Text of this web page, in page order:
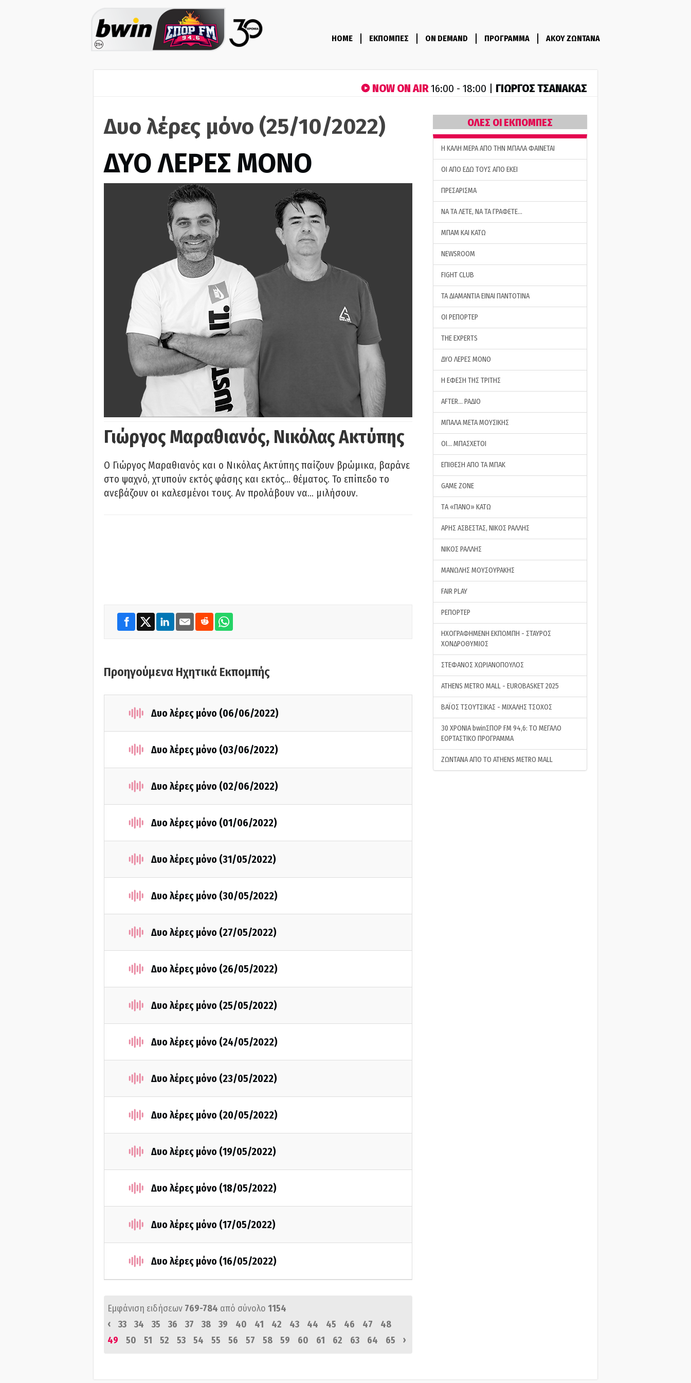
HOME ΕΚΠΟΜΠΕΣ ON DEMAND ΠΡΟΓΡΑΜΜΑ ΑΚΟΥ ΖΩΝΤΑΝΑ
NOW ON AIR16:00 - 18:00 | ΓΙΩΡΓΟΣ ΤΣΑΝΑΚΑΣ
Δυο λέρες μόνο (25/10/2022)
ΔΥΟ ΛΕΡΕΣ ΜΟΝΟ
Γιώργος Μαραθιανός, Νικόλας Ακτύπης
Ο Γιώργος Μαραθιανός και ο Νικόλας Ακτύπης παίζουν βρώμικα, βαράνε
στο ψαχνό, χτυπούν εκτός φάσης και εκτός… θέματος. Το επίπεδο το
ανεβάζουν οι καλεσμένοι τους. Αν προλάβουν να… μιλήσουν.
Προηγούμενα Ηχητικά Εκπομπής
Δυο λέρες μόνο (06/06/2022)
Δυο λέρες μόνο (03/06/2022)
Δυο λέρες μόνο (02/06/2022)
Δυο λέρες μόνο (01/06/2022)
Δυο λέρες μόνο (31/05/2022)
Δυο λέρες μόνο (30/05/2022)
Δυο λέρες μόνο (27/05/2022)
Δυο λέρες μόνο (26/05/2022)
Δυο λέρες μόνο (25/05/2022)
Δυο λέρες μόνο (24/05/2022)
Δυο λέρες μόνο (23/05/2022)
Δυο λέρες μόνο (20/05/2022)
Δυο λέρες μόνο (19/05/2022)
Δυο λέρες μόνο (18/05/2022)
Δυο λέρες μόνο (17/05/2022)
Δυο λέρες μόνο (16/05/2022)
Εμφάνιση ειδήσεων 769-784 από σύνολο 1154
‹
33 34 35 36 37 38 39 40 41 42 43 44 45 46 47
48
49
50 51 52 53 54 55 56 57 58 59 60 61 62 63 64 65 ›
ΟΛΕΣ ΟΙ ΕΚΠΟΜΠΕΣ
H ΚΑΛΗ ΜΕΡΑ ΑΠΟ ΤΗΝ ΜΠΑΛΑ ΦΑΙΝΕΤΑΙ
ΟΙ ΑΠΟ ΕΔΩ ΤΟΥΣ ΑΠΟ ΕΚΕΙ
ΠΡΕΣΑΡΙΣΜΑ
ΝΑ ΤΑ ΛΕΤΕ, ΝΑ ΤΑ ΓΡΑΦΕΤΕ…
ΜΠΑΜ ΚΑΙ ΚΑΤΩ
NEWSROOM
FIGHT CLUB
ΤΑ ΔΙΑΜΑΝΤΙΑ ΕΙΝΑΙ ΠΑΝΤΟΤΙΝΑ
ΟΙ ΡΕΠΟΡΤΕΡ
THE EXPERTS
ΔΥΟ ΛΕΡΕΣ ΜΟΝΟ
Η ΕΦΕΣΗ ΤΗΣ ΤΡΙΤΗΣ
AFTER… ΡΑΔΙΟ
ΜΠΑΛΑ ΜΕΤΑ ΜΟΥΣΙΚΗΣ
ΟΙ… ΜΠΑΣΧΕΤΟΙ
ΕΠΙΘΕΣΗ ΑΠΟ ΤΑ ΜΠΑΚ
GAME ZONE
ΤA «ΠΑΝΟ» ΚΑΤΩ
ΑΡΗΣ ΑΣΒΕΣΤΑΣ, ΝΙΚΟΣ ΡΑΛΛΗΣ
ΝΙΚΟΣ ΡΑΛΛΗΣ
ΜΑΝΩΛΗΣ ΜΟΥΣΟΥΡΑΚΗΣ
FAIR PLAY
ΡΕΠΟΡΤΕΡ
ΗΧΟΓΡΑΦΗΜΕΝΗ ΕΚΠΟΜΠΗ - ΣΤΑΥΡΟΣ
ΧΟΝΔΡΟΘΥΜΙΟΣ
ΣΤΕΦΑΝΟΣ ΧΩΡΙΑΝΟΠΟΥΛΟΣ
ATHENS METRO MALL - EUROBASKET 2025
ΒΑΪΟΣ ΤΣΟΥΤΣΙΚΑΣ - ΜΙΧΑΛΗΣ ΤΣΟΧΟΣ
30 ΧΡΟΝΙΑ bwinΣΠΟΡ FM 94,6: ΤΟ ΜΕΓΑΛΟ
ΕΟΡΤΑΣΤΙΚΟ ΠΡΟΓΡΑΜΜΑ
ΖΩΝΤΑΝΑ ΑΠΟ ΤΟ ATHENS METRO MALL